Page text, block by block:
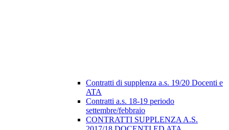
Contratti di supplenza a.s. 19/20 Docenti e
ATA
Contratti a.s. 18-19 periodo
settembre/febbraio
CONTRATTI SUPPLENZA A.S.